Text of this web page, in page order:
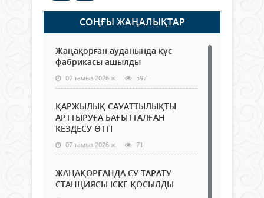
СОҢҒЫ ЖАҢАЛЫҚТАР
Жаңақорған ауданында құс
фабрикасы ашылды
07 тамыз 2026 ж. 597
ҚАРЖЫЛЫҚ САУАТТЫЛЫҚТЫ
АРТТЫРУҒА БАҒЫТТАЛҒАН
КЕЗДЕСУ ӨТТІ
07 тамыз 2026 ж. 71
ЖАҢАҚОРҒАНДА СУ ТАРАТУ
СТАНЦИЯСЫ ІСКЕ ҚОСЫЛДЫ